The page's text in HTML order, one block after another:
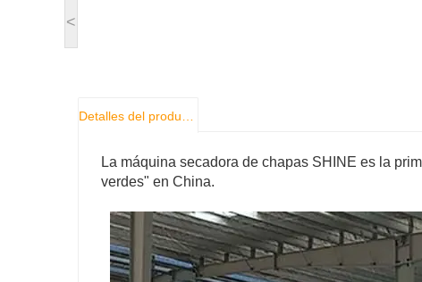
<
Detalles del producto
La máquina secadora de chapas SHINE es la
verdes" en China.